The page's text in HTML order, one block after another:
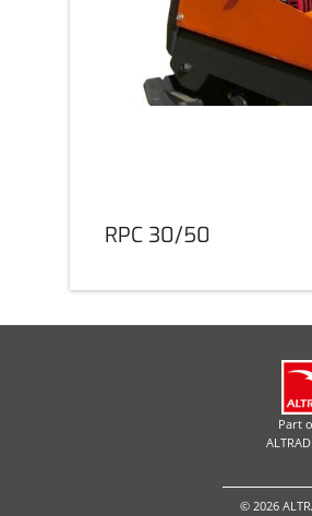
RPC 30/50
Part
© 2026